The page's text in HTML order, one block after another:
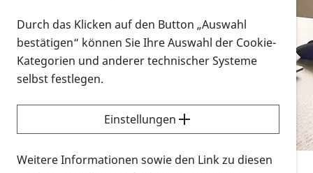
Vorlesen
Alle Infomaterialien in verschiedenen
Formaten an einem Ort
Sie möchten wissen, wie Sie nach Infonmaterial
suchen und dieses bestellen bzw. herunterladen
können? Schauen Sie sich dieErklärvideos zum
Thema Infomaterial auf der PRO RETINA-Website
Durch das Klicken auf den Button „Auswahl
bestätigen“ können Sie Ihre Auswahl der Cookie-
Kategorien und anderer technischer Systeme
selbst festlegen.
Einstellungen
Weitere Informationen sowie den Link zu diesen